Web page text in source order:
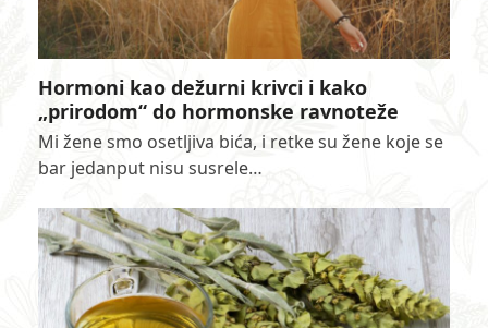
Hormoni kao dežurni krivci i kako
„prirodom“ do hormonske ravnoteže
Mi žene smo osetljiva bića, i retke su žene koje se
bar jedanput nisu susrele…